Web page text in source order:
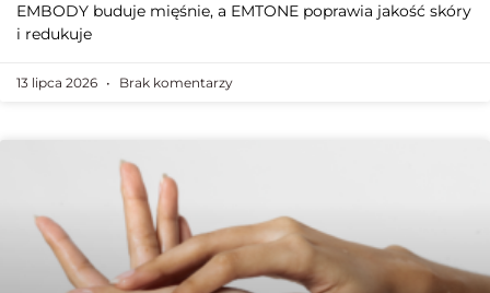
EMBODY buduje mięśnie, a EMTONE poprawia jakość skóry
i redukuje
13 lipca 2026 Brak komentarzy